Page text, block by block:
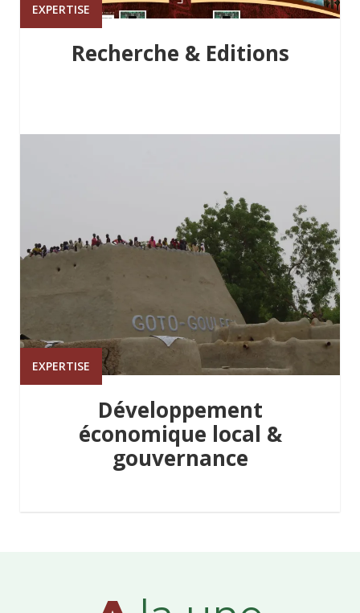
EXPERTISE
Recherche & Editions
EXPERTISE
Développement
économique local &
gouvernance